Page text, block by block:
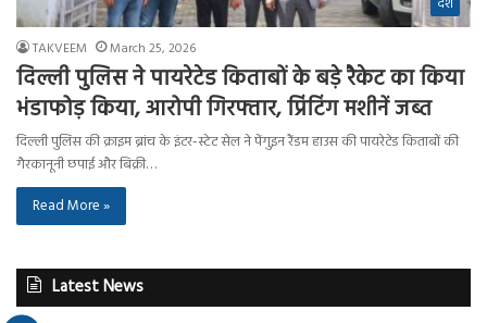
TAKVEEM March 25, 2026
दिल्ली पुलिस ने पायरेटेड किताबों के बड़े रैकेट का किया
भंडाफोड़ किया, आरोपी गिरफ्तार, प्रिंटिंग मशीनें जब्त
दिल्ली पुलिस की क्राइम ब्रांच के इंटर-स्टेट सेल ने पेंगुइन रैंडम हाउस की पायरेटेड किताबों की
गैरकानूनी छपाई और बिक्री…
Read More »
Latest News